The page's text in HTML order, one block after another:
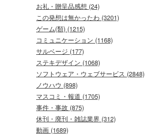
お礼・贈呈品感想 (24)
この発想は無かったわ (3201)
ゲーム(類) (1215)
コミュニケーション (1168)
サルベージ (177)
ステキデザイン (1068)
ソフトウェア・ウェブサービス (2848)
ノウハウ (898)
マスコミ・報道 (1705)
事件・事故 (875)
休刊・廃刊・雑誌業界 (312)
動画 (1689)